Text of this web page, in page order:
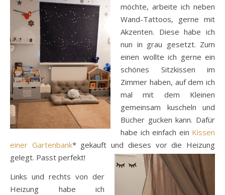
möchte, arbeite ich neben
Wand-Tattoos, gerne mit
Akzenten. Diese habe ich
nun in grau gesetzt. Zum
einen wollte ich gerne ein
schönes Sitzkissen im
Zimmer haben, auf dem ich
mal mit dem Kleinen
gemeinsam kuscheln und
Bücher gucken kann. Dafür
habe ich einfach ein Kissen
einer Gartenbank* gekauft und dieses vor die Heizung
gelegt. Passt perfekt!
Links und rechts von der
Heizung habe ich